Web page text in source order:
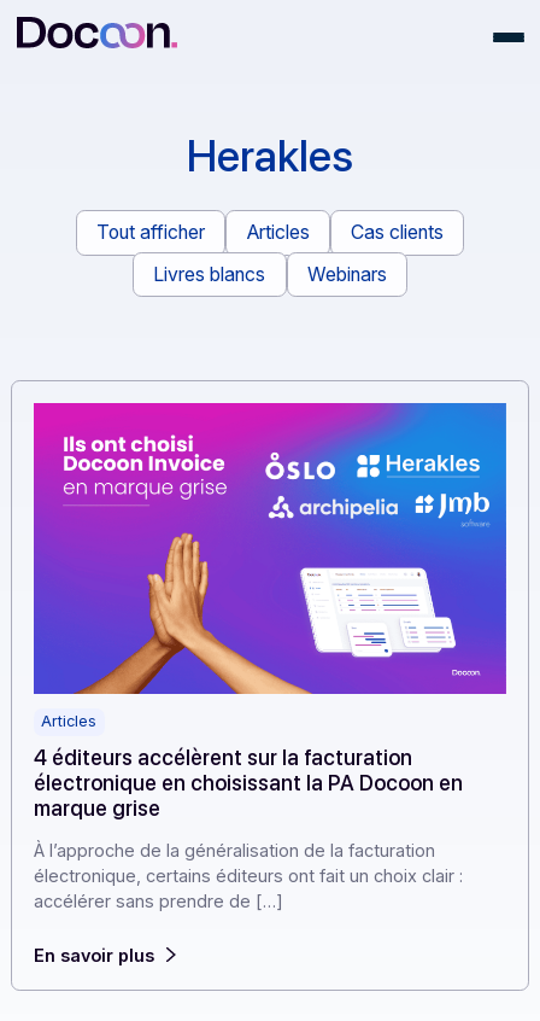
Herakles
Tout afficher Articles
Cas clients
Livres blancs
Webinars
Articles
4 éditeurs accélèrent sur la facturation
électronique en choisissant la PA Docoon en
marque grise
À l’approche de la généralisation de la facturation